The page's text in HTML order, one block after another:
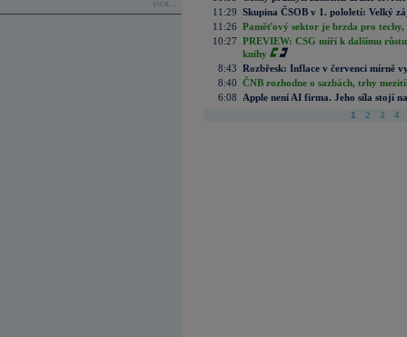
více...
11:29 Skupina ČSOB v 1. pololetí: Velký
11:26 Paměťový sektor je brzda pro techy,
10:27 PREVIEW: CSG míří k dalšímu
knihy
8:43 Rozbřesk: Inflace v červenci mírně
8:40 ČNB rozhodne o sazbách, trhy
6:08
Apple není AI firma. Jeho síla stojí
1 2 3 4